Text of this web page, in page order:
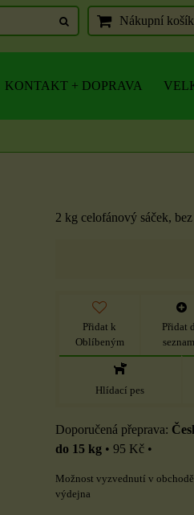
Nákupní košík
KONTAKT + DOPRAVA
2 kg celofánový sáček,
Přidat k
Oblíbeným
Přidat
Hlídací pes
do 15 kg • 95 Kč •
výdejna